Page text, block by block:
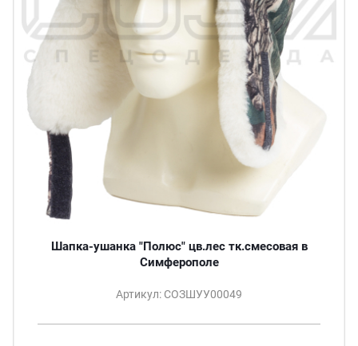
Шапка-ушанка "Полюс" цв.лес тк.смесовая в
Симферополе
Артикул: СОЗШУУ00049